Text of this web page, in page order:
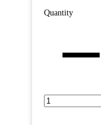
Quantity